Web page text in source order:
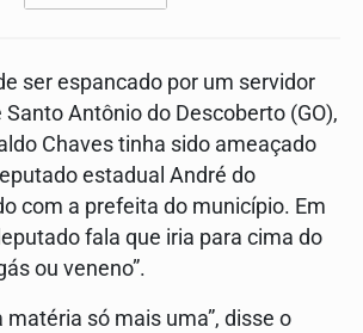
ser espancado por um servidor
Antônio do Descoberto (GO),
Chaves tinha sido ameaçado
estadual André do
com a prefeita do município. Em
fala que iria para cima do
ou veneno”.
matéria só mais uma”, disse o